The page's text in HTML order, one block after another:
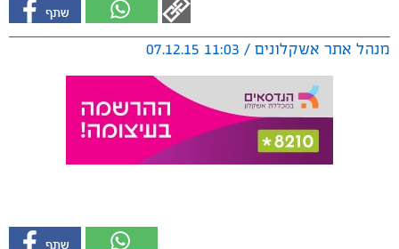
מנהל אתר אשקלונים / 11:03 07.12.15